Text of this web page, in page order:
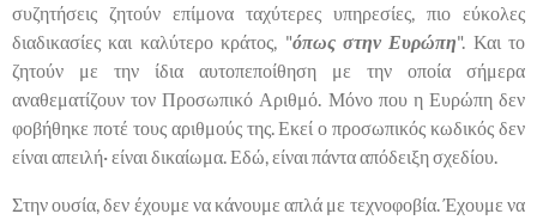
συζητήσεις ζητούν επίμονα ταχύτερες υπηρεσίες, πιο εύκολες
διαδικασίες και καλύτερο κράτος, "όπως στην Ευρώπη". Και το
ζητούν με την ίδια αυτοπεποίθηση με την οποία σήμερα
αναθεματίζουν τον Προσωπικό Αριθμό. Μόνο που η Ευρώπη δεν
φοβήθηκε ποτέ τους αριθμούς της. Εκεί ο προσωπικός κωδικός δεν
είναι απειλή· είναι δικαίωμα. Εδώ, είναι πάντα απόδειξη σχεδίου.
Στην ουσία, δεν έχουμε να κάνουμε απλά με τεχνοφοβία. Έχουμε να